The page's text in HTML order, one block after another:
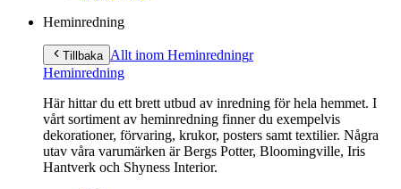
Heminredning
Tillbaka Allt inom Heminredningr
Heminredning
Här hittar du ett brett utbud av inredning för hela hemmet. I
vårt sortiment av heminredning finner du exempelvis
dekorationer, förvaring, krukor, posters samt textilier. Några
utav våra varumärken är Bergs Potter, Bloomingville, Iris
Hantverk och Shyness Interior.